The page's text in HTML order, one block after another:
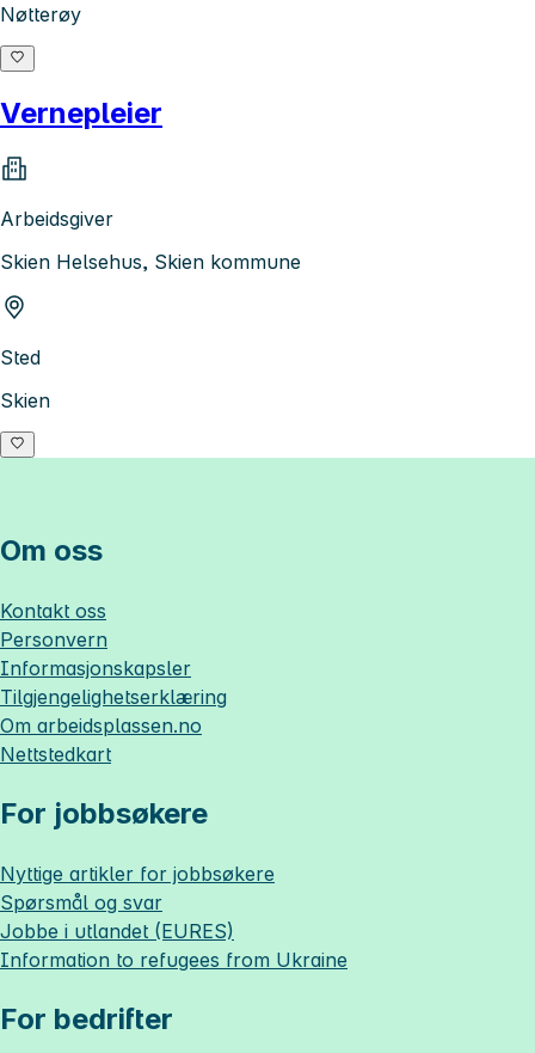
Nøtterøy
Vernepleier
Arbeidsgiver
Skien Helsehus, Skien kommune
Sted
Skien
Om oss
Kontakt oss
Personvern
Informasjonskapsler
Tilgjengelighetserklæring
Om arbeidsplassen.no
Nettstedkart
For jobbsøkere
Nyttige artikler for jobbsøkere
Spørsmål og svar
Jobbe i utlandet (EURES)
Information to refugees from Ukraine
For bedrifter